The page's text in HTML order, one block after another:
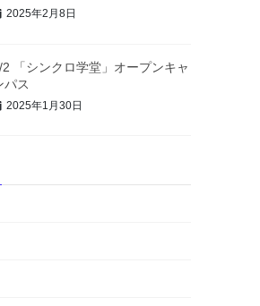
2025年2月8日
2 「シンクロ学堂」オープンキャ
パス
2025年1月30日